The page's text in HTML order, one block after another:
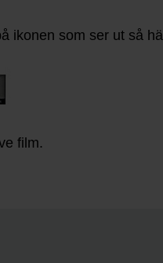
ikonen som ser ut så
film.